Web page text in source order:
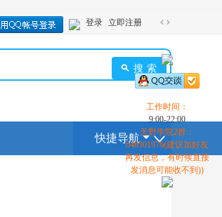
换
到
宽
版
登录 立即注册
搜索
快捷导航
工作时间：
9:00-22:00
天野学院2群：
648301976(建议加好友
再发信息，有时候直接
发消息可能收不到))